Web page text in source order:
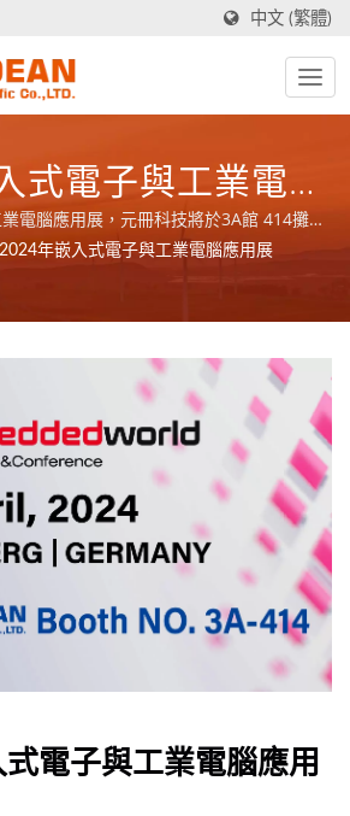
中文 (繁體)
式電子與工業電腦
電腦應用展，元冊科技將於3A館 414攤位
2024年嵌入式電子與工業電腦應用展
電子與工業電腦應用